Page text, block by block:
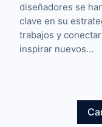
diseñadores se
clave en su
trabajos y
inspirar nuevos…